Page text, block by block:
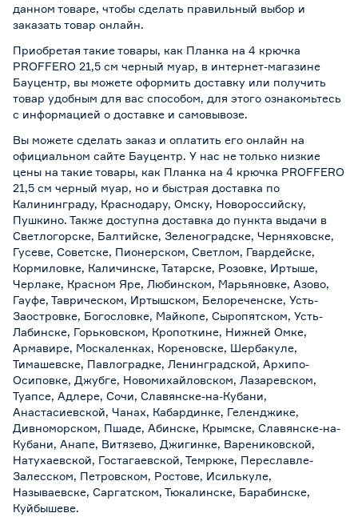
данном товаре, чтобы сделать правильный выбор и
заказать товар онлайн.
Приобретая такие товары, как Планка на 4 крючка
PROFFERO 21,5 см черный муар, в интернет-магазине
Бауцентр, вы можете оформить доставку или получить
товар удобным для вас способом, для этого ознакомьтесь
с информацией о доставке и самовывозе.
Вы можете сделать заказ и оплатить его онлайн на
официальном сайте Бауцентр. У нас не только низкие
цены на такие товары, как Планка на 4 крючка PROFFERO
21,5 см черный муар, но и быстрая доставка по
Калининграду, Краснодару, Омску, Новороссийску,
Пушкино. Также доступна доставка до пункта выдачи в
Светлогорске, Балтийске, Зеленоградске, Черняховске,
Гусеве, Советске, Пионерском, Светлом, Гвардейске,
Кормиловке, Каличинске, Татарске, Розовке, Иртыше,
Черлаке, Красном Яре, Любинском, Марьяновке, Азово,
Гауфе, Таврическом, Иртышском, Белореченске, Усть-
Заостровке, Богословке, Майкопе, Сыропятском, Усть-
Лабинске, Горьковском, Кропоткине, Нижней Омке,
Армавире, Москаленках, Кореновске, Шербакуле,
Тимашевске, Павлоградке, Ленинградской, Архипо-
Осиповке, Джубге, Новомихайловском, Лазаревском,
Туапсе, Адлере, Сочи, Славянске-на-Кубани,
Анастасиевской, Чанах, Кабардинке, Геленджике,
Дивноморском, Пшаде, Абинске, Крымске, Славянске-на-
Кубани, Анапе, Витязево, Джигинке, Варениковской,
Натухаевской, Гостагаевской, Темрюке, Переславле-
Залесском, Петровском, Ростове, Исилькуле,
Называевске, Саргатском, Тюкалинске, Барабинске,
Куйбышеве.